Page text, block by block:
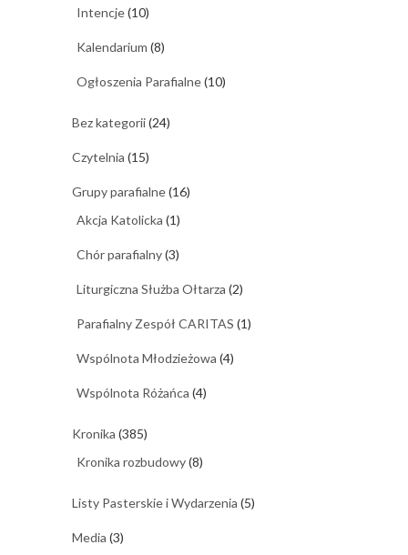
Intencje(10)
Kalendarium (8)
Ogłoszenia Parafialne(10)
Bez kategorii(24)
Czytelnia (15)
Grupy parafialne(16)
Akcja Katolicka (1)
Chór parafialny(3)
Liturgiczna Służba Ołtarza (2)
Parafialny Zespół CARITAS (1)
Wspólnota Młodzieżowa (4)
Wspólnota Różańca (4)
Kronika (385)
Kronika rozbudowy(8)
Listy Pasterskie i Wydarzenia (5)
Media (3)